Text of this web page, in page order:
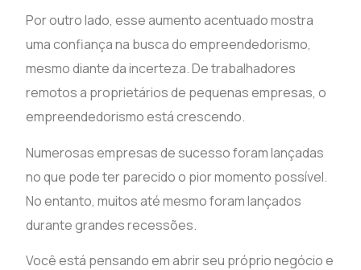
Por outro lado, esse aumento acentuado mostra
uma confiança na busca do empreendedorismo,
mesmo diante da incerteza. De trabalhadores
remotos a proprietários de pequenas empresas, o
empreendedorismo está crescendo.
Numerosas empresas de sucesso foram lançadas
no que pode ter parecido o pior momento possível.
No entanto, muitos até mesmo foram lançados
durante grandes recessões.
Você está pensando em abrir seu próprio negócio e